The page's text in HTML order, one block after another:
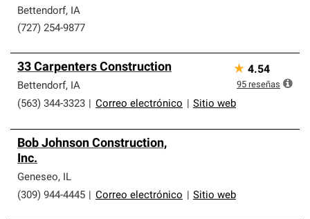
Bettendorf, IA
(727) 254-9877
33 Carpenters Construction
Bettendorf, IA
(563) 344-3323
Correo electrónico Sitio web
★ 4.54
95 reseñas
Bob Johnson Construction,
Inc.
Geneseo, IL
(309) 944-4445
Correo electrónico Sitio web